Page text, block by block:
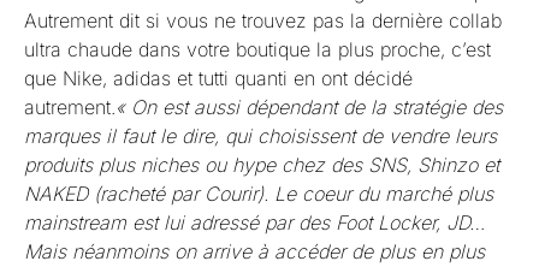
Autrement dit si vous ne trouvez pas la dernière collab
ultra chaude dans votre boutique la plus proche, c’est
que Nike, adidas et tutti quanti en ont décidé
autrement.« On est aussi dépendant de la stratégie des
marques il faut le dire, qui choisissent de vendre leurs
produits plus niches ou hype chez des SNS, Shinzo et
NAKED (racheté par Courir). Le coeur du marché plus
mainstream est lui adressé par des Foot Locker, JD…
Mais néanmoins on arrive à accéder de plus en plus